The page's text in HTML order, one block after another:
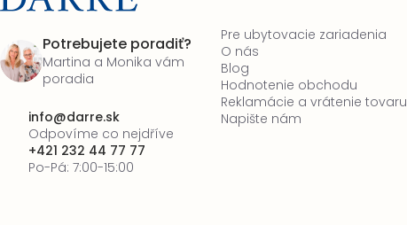
Potrebujete poradiť?
Martina a Monika vám
poradia
info@darre.sk
Odpovíme co nejdříve
+421 232 44 77 77
Po-Pá: 7:00-15:00
Pre ubytovacie zariadenia
O nás
Blog
Hodnotenie obchodu
Reklamácie a vrátenie tovaru
Napište nám